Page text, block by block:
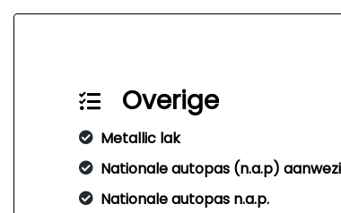
Overige
Metallic lak
Nationale autopas (n.a.p)
Nationale autopas n.a.p.